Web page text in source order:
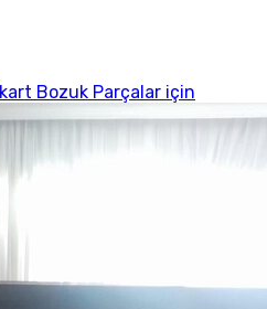
Bozuk Parçalar için